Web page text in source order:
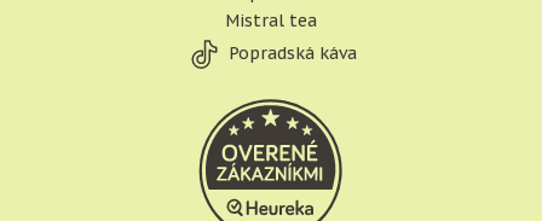
Mistral tea
Popradská káva